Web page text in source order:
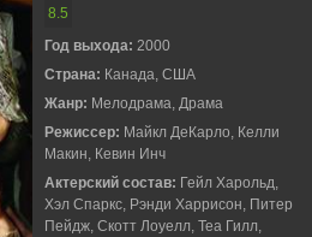
8.5
Год выхода: 2000
Страна: Канада, США
Жанр: Мелодрама, Драма
Режиссер: Майкл ДеКарло, Келли
Макин, Кевин Инч
Актерский состав: Гейл Харольд,
Хэл Спаркс, Рэнди Харрисон, Питер
Пейдж, Скотт Лоуелл, Теа Гилл,